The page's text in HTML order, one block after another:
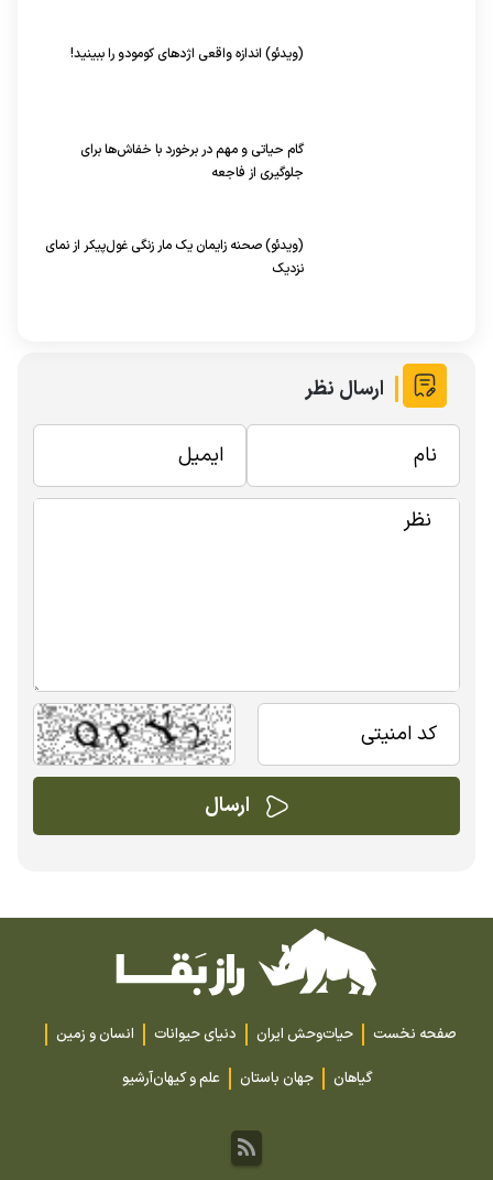
(ویدئو) اندازه واقعی اژد‌های کومودو را ببینید!
گام حیاتی و مهم در برخورد با خفاش‌ها برای
جلوگیری از فاجعه
(ویدئو) صحنه زایمان یک مار زنگی غول‌پیکر از نمای
نزدیک
ارسال نظر
صفحه نخست حیات‌وحش ایران دنیای حیوانات
انسان و زمین
گیاهان
جهان باستان علم و کیهانآرشیو